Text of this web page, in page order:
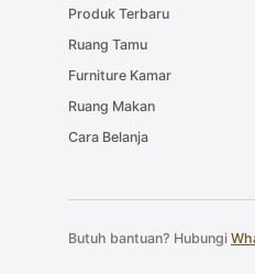
Produk Terbaru
Ruang Tamu
Furniture Kamar
Ruang Makan
Cara Belanja
Butuh bantuan? Hubungi